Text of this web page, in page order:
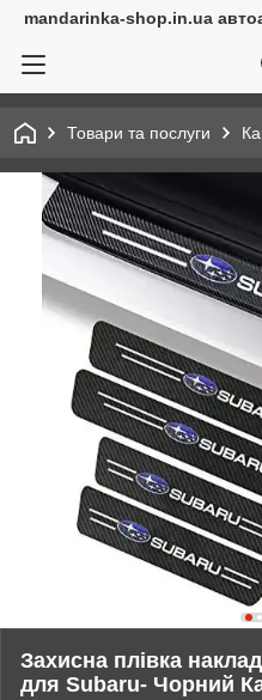
mandarinka-shop.in.ua
Товари та послуги
Захисна плівка
для Subaru- Чорний